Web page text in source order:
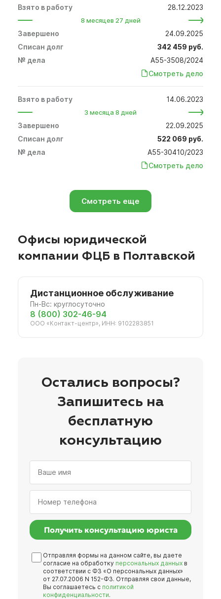
28.12.2023
8 месяцев 27 дней
24.09.2025
342 459 руб.
А55-3508/2024
Смотреть дело
14.06.2023
3 месяца 8 дней
22.09.2025
522 069 руб.
А55-30410/2023
Смотреть дело
Смотреть еще
Офисы юридической
компании ФЦБ в Полтавской
Дистанционное обслуживание
Пн-Вс: круглосуточно
8 (800) 302-46-94
ООО «Контакт-центр», ИНН: 9102283851
Остались вопросы?
Запишитесь на
бесплатную
консультацию
Получить консультацию юриста
Отправляя формы на данном сайте, вы даете
согласие на обработку персональных данных в
соответствии с ФЗ «О персональных данных»
от 27.07.2006 N 152-ФЗ. Отправляя свои данные,
Вы соглашаетесь с политикой
конфиденциальности.